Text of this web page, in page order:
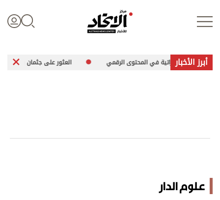
علوم الدار
اقتصاد
أبرز الأخبار
الإماراتية في المحتوى الرقمي العثور على جثمان بحار ألماني
علوم الدار